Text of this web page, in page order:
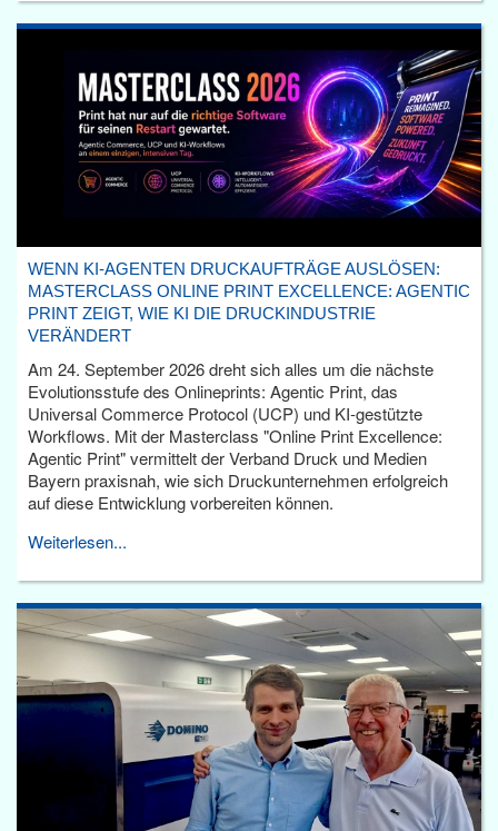
WENN KI-AGENTEN DRUCKAUFTRÄGE AUSLÖSEN:
MASTERCLASS ONLINE PRINT EXCELLENCE: AGENTIC
PRINT ZEIGT, WIE KI DIE DRUCKINDUSTRIE
VERÄNDERT
Am 24. September 2026 dreht sich alles um die nächste
Evolutionsstufe des Onlineprints: Agentic Print, das
Universal Commerce Protocol (UCP) und KI-gestützte
Workflows. Mit der Masterclass "Online Print Excellence:
Agentic Print" vermittelt der Verband Druck und Medien
Bayern praxisnah, wie sich Druckunternehmen erfolgreich
auf diese Entwicklung vorbereiten können.
Weiterlesen...